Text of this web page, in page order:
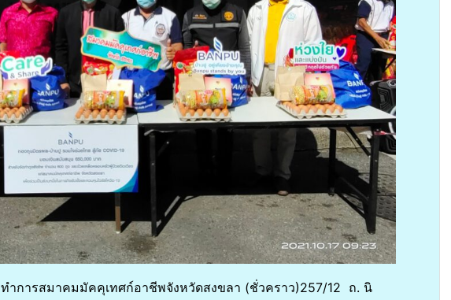
ารสมาคมมัคคุเทศก์อาชีพจังหวัดสงขลา (ชั่วคราว)257/12 ถ. นิ